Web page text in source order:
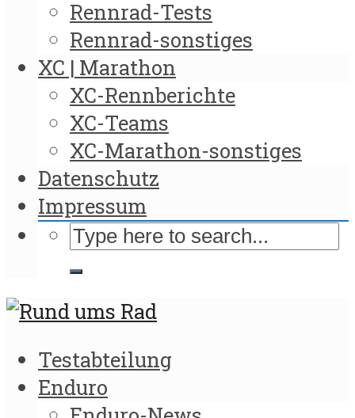
Rennrad-Tests
Rennrad-sonstiges
XC | Marathon
XC-Rennberichte
XC-Teams
XC-Marathon-sonstiges
Datenschutz
Impressum
Testabteilung
Enduro